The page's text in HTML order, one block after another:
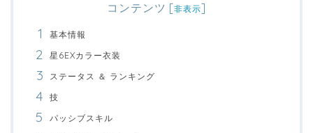
コンテンツ [非表示]
基本情報
星6EXカラー衣装
ステータス ＆ ランキング
技
パッシブスキル